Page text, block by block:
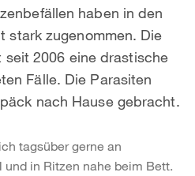
haben in den
stark zugenommen. Die
2006 eine drastische
Fälle. Die Parasiten
nach Hause gebracht.
tagsüber gerne an
in Ritzen nahe beim Bett.